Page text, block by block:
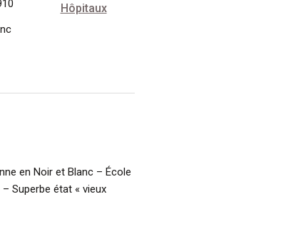
Hôpitaux
en Noir et Blanc – École
Superbe état « vieux